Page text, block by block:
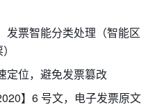
发票智能分类处理（智能区
定位，避免发票篡改
】6 号文，电子发票原文